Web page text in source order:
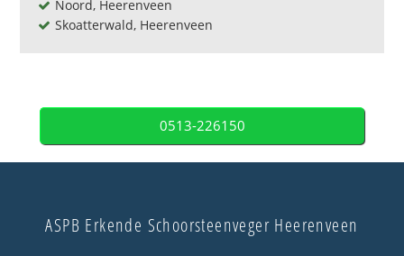
Noord, Heerenveen
Skoatterwald, Heerenveen
0513-226150
ASPB Erkende Schoorsteenveger Heerenveen